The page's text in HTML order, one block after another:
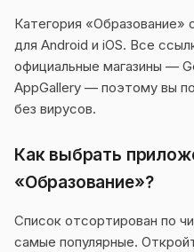
Категория «Образование»
для Android и iOS. Все
официальные магазины —
AppGallery — поэтому вы
без вирусов.
Как выбрать
«Образование»?
Список отсортирован по
самые популярные.